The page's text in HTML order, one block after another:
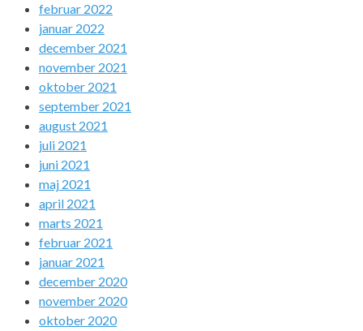
februar 2022
januar 2022
december 2021
november 2021
oktober 2021
september 2021
august 2021
juli 2021
juni 2021
maj 2021
april 2021
marts 2021
februar 2021
januar 2021
december 2020
november 2020
oktober 2020